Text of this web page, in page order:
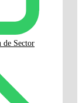
de Sector